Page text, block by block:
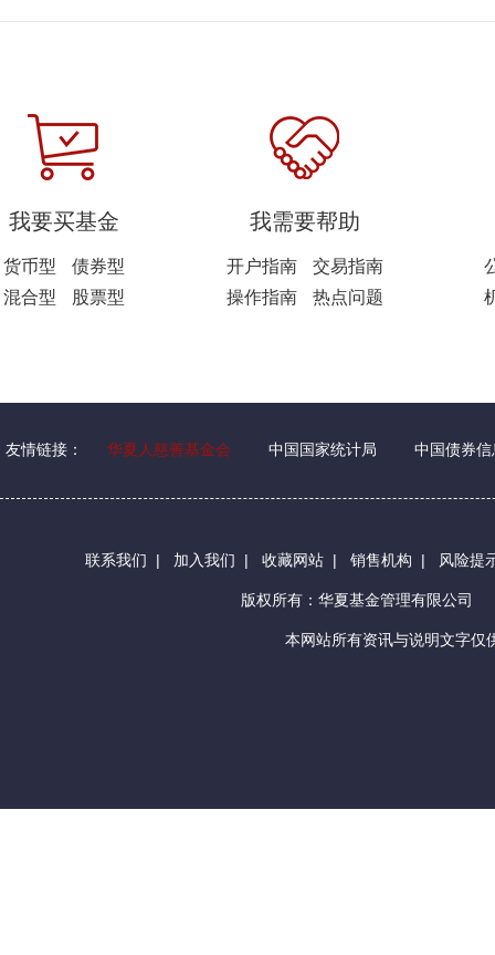
我要买基金
货币型
债券型
混合型
股票型
我需要帮助
开户指南
交易指南
操作指南
热点问题
友情链接： 华夏人慈善基金会 中国国家统计局 中国债券信
联系我们 | 加入我们 | 收藏网站 | 销售机构 | 风险提
版权所有：华夏基金管理有限公司
本网站所有资讯与说明文字仅